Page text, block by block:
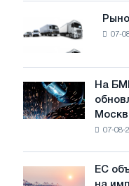
достижения
целей
обезуглероживания
Рынок
новых
грузовиков
в
июле
07-
На
БМК
произвели
трамвайных
На
07-08-
ЕС